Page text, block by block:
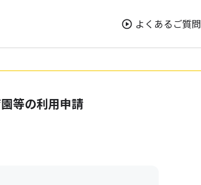
よくあるご質問
等の利用申請